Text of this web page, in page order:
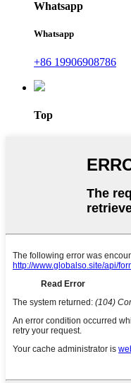
Whatsapp
Whatsapp
+86 19906908786
Top